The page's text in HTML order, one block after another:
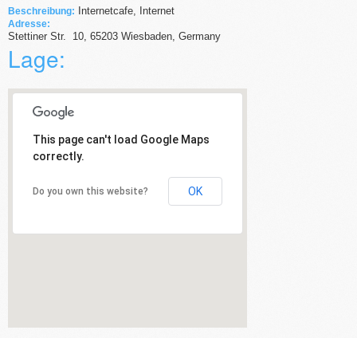
Beschreibung: Internetcafe, Internet
Adresse:
Stettiner Str. 10, 65203 Wiesbaden, Germany
Lage:
This page can't load Google Maps
correctly.
Do you own this website? OK